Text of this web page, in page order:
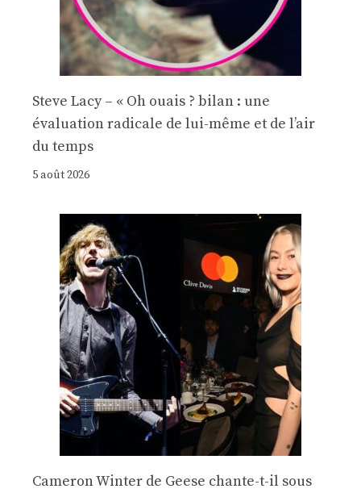
Steve Lacy – « Oh ouais ? bilan : une
évaluation radicale de lui-même et de l’air
du temps
5 août 2026
Cameron Winter de Geese chante-t-il sous